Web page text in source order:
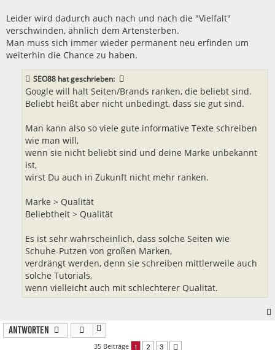
Leider wird dadurch auch nach und nach die "Vielfalt"
verschwinden, ähnlich dem Artensterben.
Man muss sich immer wieder permanent neu erfinden um
weiterhin die Chance zu haben.
SEO88 hat geschrieben:
Google will halt Seiten/Brands ranken, die beliebt sind.
Beliebt heißt aber nicht unbedingt, dass sie gut sind.
Man kann also so viele gute informative Texte schreiben
wie man will,
wenn sie nicht beliebt sind und deine Marke unbekannt
ist,
wirst Du auch in Zukunft nicht mehr ranken.
Marke > Qualität
Beliebtheit > Qualität
Es ist sehr wahrscheinlich, dass solche Seiten wie
Schuhe-Putzen von großen Marken,
verdrängt werden, denn sie schreiben mittlerweile auch
solche Tutorials,
wenn vielleicht auch mit schlechterer Qualität.
Antworten
35 Beiträge 1 2 3